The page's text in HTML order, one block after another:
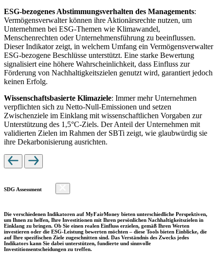
ESG-bezogenes Abstimmungsverhalten des Managements:
Vermögensverwalter können ihre Aktionärsrechte nutzen, um
Unternehmen bei ESG-Themen wie Klimawandel,
Menschenrechten oder Unternehmensführung zu beeinflussen.
Dieser Indikator zeigt, in welchem Umfang ein Vermögensverwalter
ESG-bezogene Beschlüsse unterstützt. Eine starke Bewertung
signalisiert eine höhere Wahrscheinlichkeit, dass Einfluss zur
Förderung von Nachhaltigkeitszielen genutzt wird, garantiert jedoch
keinen Erfolg.
Wissenschaftsbasierte Klimaziele: Immer mehr Unternehmen
verpflichten sich zu Netto-Null-Emissionen und setzen
Zwischenziele im Einklang mit wissenschaftlichen Vorgaben zur
Unterstützung des 1,5°C-Ziels. Der Anteil der Unternehmen mit
validierten Zielen im Rahmen der SBTi zeigt, wie glaubwürdig sie
ihre Dekarbonisierung ausrichten.
SDG Assessment
Die verschiedenen Indikatoren auf MyFairMoney bieten unterschiedliche Perspektiven,
um Ihnen zu helfen, Ihre Investitionen mit Ihren persönlichen Nachhaltigkeitszielen in
Einklang zu bringen. Ob Sie einen realen Einfluss erzielen, gemäß Ihren Werten
investieren oder die ESG-Leistung bewerten möchten – diese Tools bieten Einblicke, die
auf Ihre spezifischen Ziele zugeschnitten sind. Das Verständnis des Zwecks jedes
Indikators kann Sie dabei unterstützen, fundierte und sinnvolle
Investitionsentscheidungen zu treffen.